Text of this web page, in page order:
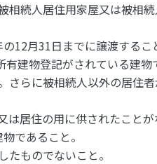
続人居住用家屋又は被相
12月31日までに譲渡するこ
建物登記がされている建物
らに被相続人以外の居住
居住の用に供されたことが
であること。
ものでないこと。